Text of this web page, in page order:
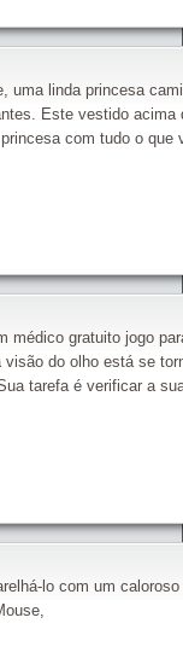
uma linda princesa
Este vestido acima
com tudo o que
médico gratuito jogo
do olho está se
tarefa é verificar a
lo com um